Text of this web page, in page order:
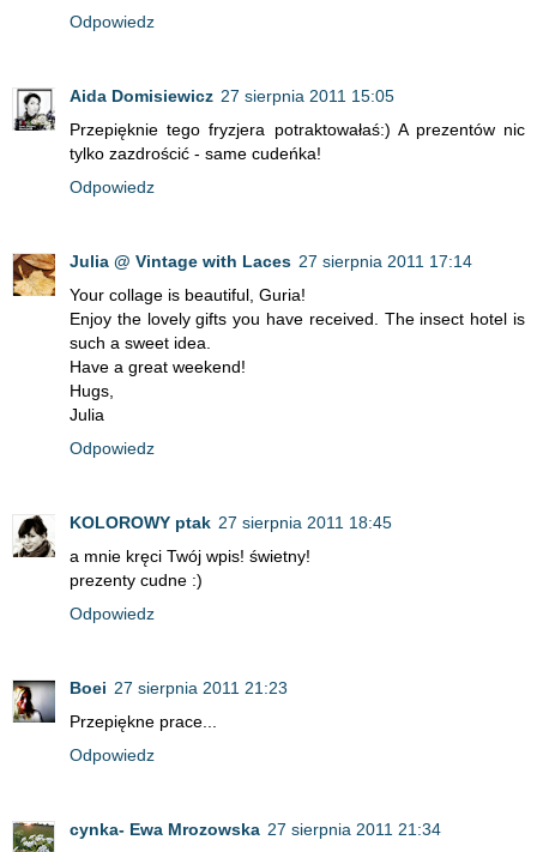
Odpowiedz
Aida Domisiewicz 27 sierpnia 2011 15:05
Przepięknie tego fryzjera potraktowałaś:) A prezentów nic
tylko zazdrościć - same cudeńka!
Odpowiedz
Julia @ Vintage with Laces 27 sierpnia 2011 17:14
Your collage is beautiful, Guria!
Enjoy the lovely gifts you have received. The insect hotel is
such a sweet idea.
Have a great weekend!
Hugs,
Julia
Odpowiedz
KOLOROWY ptak 27 sierpnia 2011 18:45
a mnie kręci Twój wpis! świetny!
prezenty cudne :)
Odpowiedz
Boei 27 sierpnia 2011 21:23
Przepiękne prace...
Odpowiedz
cynka- Ewa Mrozowska 27 sierpnia 2011 21:34